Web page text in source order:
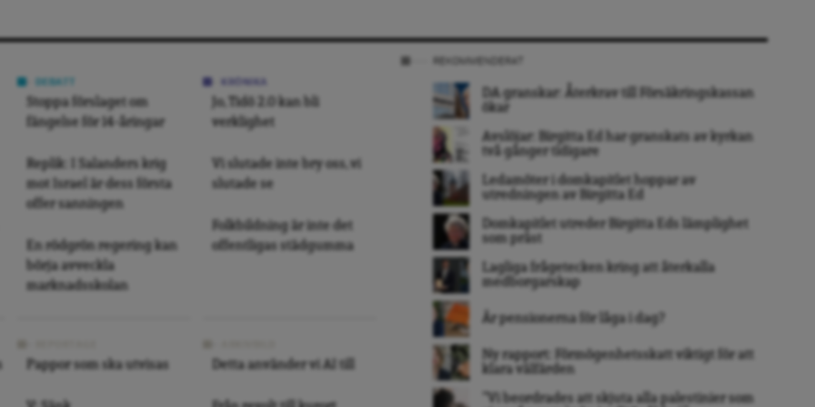
Stoppa förslaget om
fängelse för 14-åringar
Replik: I Salanders krig
mot Israel är dess första
offer sanningen
En rödgrön regering kan
börja avveckla
marknadsskolan
Jo, Tidö 2.0 kan bli
verklighet
Vi slutade inte bry oss, vi
slutade se
Folkbildning är inte det
offentligas städgumma
Pappor som ska utvisas Detta använder vi AI till
DA granskar: Återkrav till Försäkringskassan
ökar
Avslöjar: Birgitta Ed har granskats av kyrkan
två gånger tidigare
Ledamöter i domkapitlet hoppar av
utredningen av Birgitta Ed
Domkapitlet utreder Birgitta Eds lämplighet
som präst
Lagliga frågetecken kring att återkalla
medborgarskap
Är pensionerna för låga i dag?
Ny rapport: Förmögenhetsskatt viktigt för att
klara välfärden
”Vi beordrades att skjuta alla palestinier som